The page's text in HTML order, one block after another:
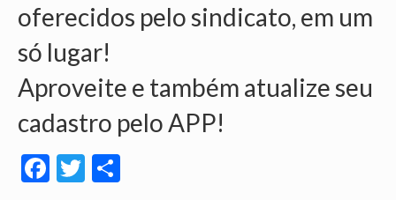
oferecidos pelo sindicato, em um
só lugar!
Aproveite e também atualize seu
cadastro pelo APP!
Facebook
Twitter